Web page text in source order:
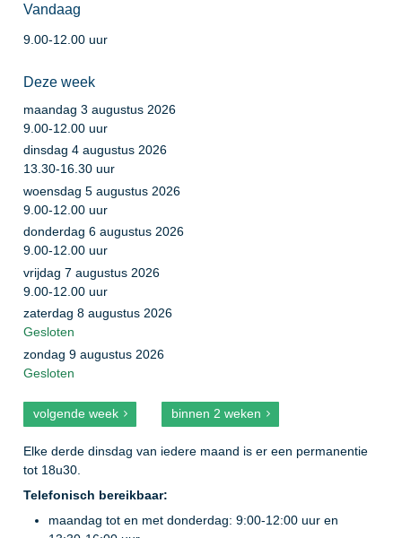
Vandaag
9.00-12.00 uur
Deze week
maandag 3 augustus 2026
9.00-12.00 uur
dinsdag 4 augustus 2026
13.30-16.30 uur
woensdag 5 augustus 2026
9.00-12.00 uur
donderdag 6 augustus 2026
9.00-12.00 uur
vrijdag 7 augustus 2026
9.00-12.00 uur
zaterdag 8 augustus 2026
Gesloten
zondag 9 augustus 2026
Gesloten
volgende week binnen 2 weken
Elke derde dinsdag van iedere maand is er een permanentie
tot 18u30.
Telefonisch bereikbaar:
maandag tot en met donderdag: 9:00-12:00 uur en